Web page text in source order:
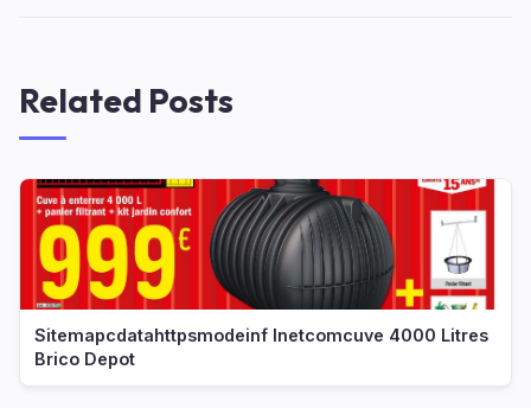
Related Posts
Sitemapcdatahttpsmodeinf Inetcomcuve 4000 Litres
Brico Depot